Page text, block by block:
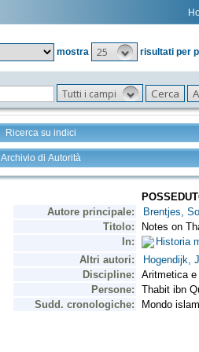
mostra
25 risultati per
Tutti i campi
Ricerca su indici
Archivio di Autorità